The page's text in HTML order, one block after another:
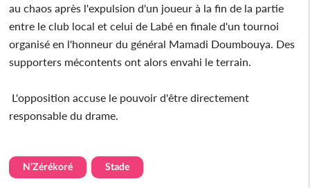
au chaos après l'expulsion d'un joueur à la fin de la partie
entre le club local et celui de Labé en finale d'un tournoi
organisé en l'honneur du général Mamadi Doumbouya. Des
supporters mécontents ont alors envahi le terrain.
L'opposition accuse le pouvoir d'être directement
responsable du drame.
N’Zérékoré Stade